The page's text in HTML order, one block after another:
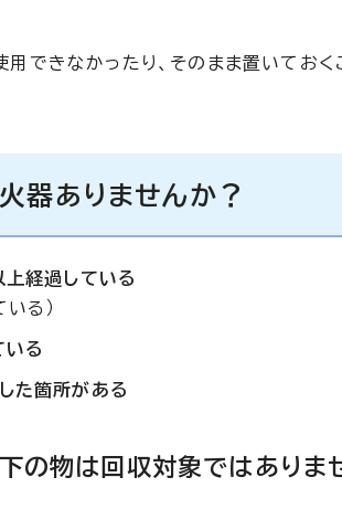
できなかったり、そのまま置いてお
器ありませんか？
経過している
る）
いる
た箇所がある
下の物は回収対象ではありま